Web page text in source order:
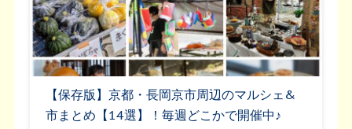
【保存版】京都・長岡京市周辺のマルシェ&
市まとめ【14選】！毎週どこかで開催中♪